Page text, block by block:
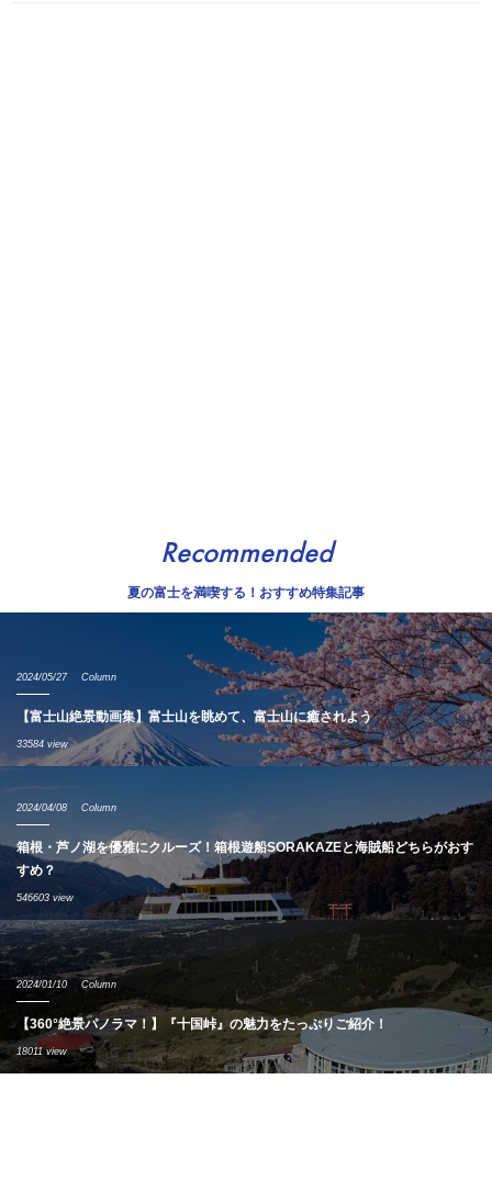
Recommended
夏の富士を満喫する！おすすめ特集記事
2024/05/27 Column
【富士山絶景動画集】富士山を眺めて、富士山に癒されよう
33584 view
2024/04/08 Column
箱根・芦ノ湖を優雅にクルーズ！箱根遊船SORAKAZEと海賊船どちらがおす
すめ？
546603 view
2024/01/10 Column
【360°絶景パノラマ！】『十国峠』の魅力をたっぷりご紹介！
18011 view